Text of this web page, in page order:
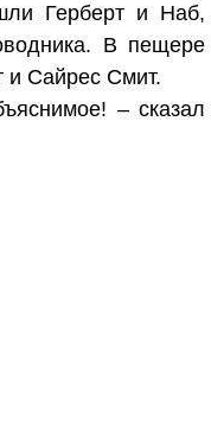
Герберт и Наб,
В пещере
и Сайрес Смит.
– сказал